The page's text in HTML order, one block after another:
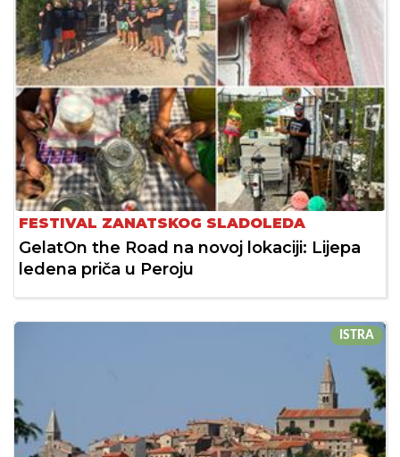
FESTIVAL ZANATSKOG SLADOLEDA
GelatOn the Road na novoj lokaciji: Lijepa
ledena priča u Peroju
ISTRA